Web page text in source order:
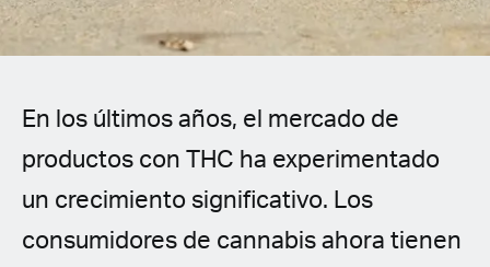
French
Czech
En los últimos años, el mercado de
productos con THC ha experimentado
un crecimiento significativo. Los
consumidores de cannabis ahora tienen